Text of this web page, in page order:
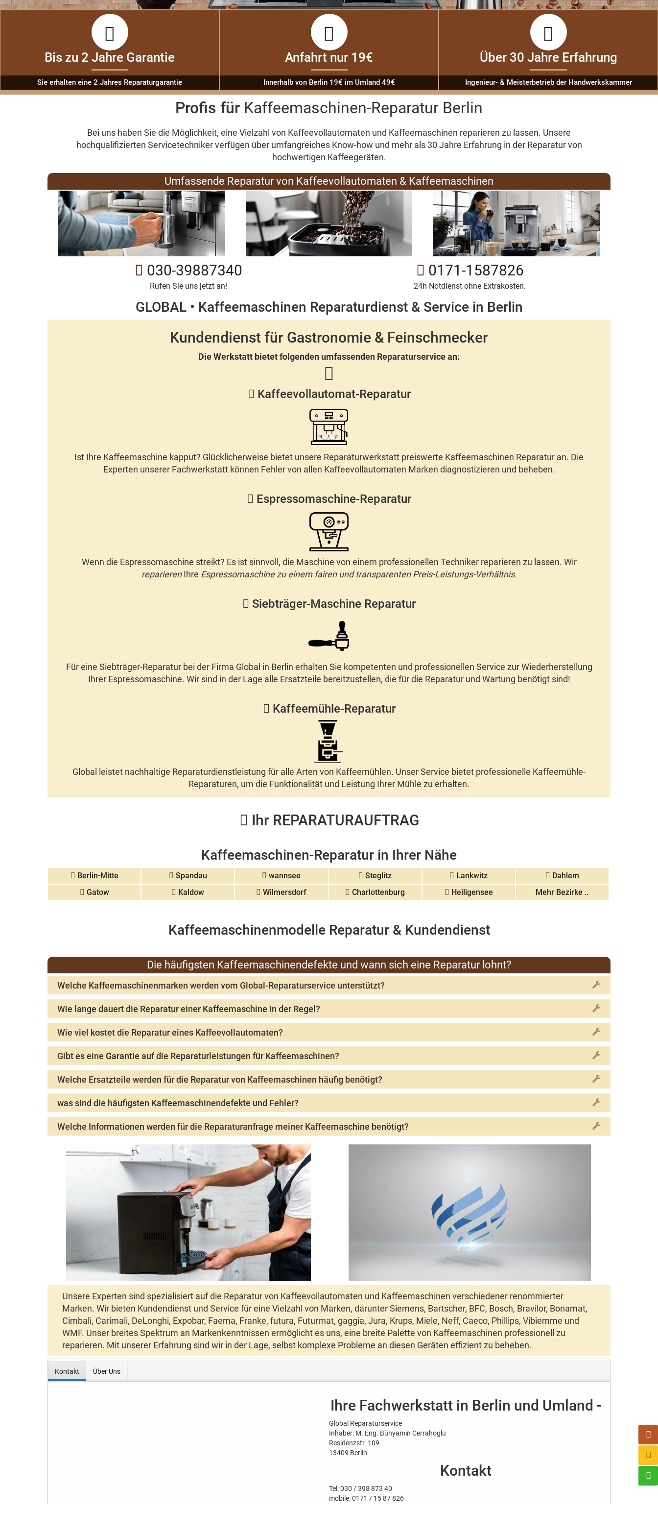
Bis zu 2 Jahre Garantie
Sie erhalten eine 2 Jahres Reparaturgarantie
Anfahrt nur 19€
Innerhalb von Berlin 19€ im Umland 49€
Über 30 Jahre Erfahrung
Ingenieur- & Meisterbetrieb der Handwerkskammer
Profis für Kaffeemaschinen-Reparatur Berlin
Bei uns haben Sie die Möglichkeit, eine Vielzahl von Kaffeevollautomaten und Kaffeemaschinen reparieren zu lassen. Unsere
hochqualifizierten Servicetechniker verfügen über umfangreiches Know-how und mehr als 30 Jahre Erfahrung in der Reparatur von
hochwertigen Kaffeegeräten.
Umfassende Reparatur von Kaffeevollautomaten & Kaffeemaschinen
0171-1587826
24h Notdienst ohne Extrakosten.
030-39887340
Rufen Sie uns jetzt an!
GLOBAL • Kaffeemaschinen Reparaturdienst & Service in Berlin
Kundendienst für Gastronomie & Feinschmecker
Die Werkstatt bietet folgenden umfassenden Reparaturservice an:
Kaffeevollautomat-Reparatur
Ist Ihre Kaffeemaschine kapput? Glücklicherweise bietet unsere Reparaturwerkstatt preiswerte Kaffeemaschinen Reparatur an. Die
Experten unserer Fachwerkstatt können Fehlervon allen Kaffeevollautomaten Marken diagnostizieren und beheben.
Espressomaschine-Reparatur
Wenn die Espressomaschine streikt? Es ist sinnvoll, die Maschine von einem professionellen Techniker reparieren zu lassen. Wir
reparierenIhre Espressomaschinezu einem fairen und transparenten Preis-Leistungs-Verhältnis.
Siebträger-Maschine Reparatur
Für eine Siebträger-Reparaturbei der Firma Global in Berlin erhalten Sie kompetenten und professionellen Service zur Wiederherstellung
Ihrer Espressomaschine. Wir sind in der Lage alle Ersatzteile bereitzustellen, die für die Reparatur und Wartung benötigt sind!
Kaffeemühle-Reparatur
Global leistet nachhaltige Reparaturdienstleistung für alle Arten von Kaffeemühlen. Unser Service bietet professionelle Kaffeemühle-
Reparaturen, um die Funktionalität und Leistung Ihrer Mühle zu erhalten.
Ihr REPARATURAUFTRAG
Kaffeemaschinen-Reparatur in Ihrer Nähe
Berlin-Mitte Spandau wannsee Steglitz Lankwitz
Dahlem
Gatow
Kaldow Wilmersdorf Charlottenburg Heiligensee Mehr Bezirke ..
Kaffeemaschinenmodelle Reparatur & Kundendienst
Die häufigsten Kaffeemaschinendefekte und wann sich eine Reparatur lohnt?
Welche Kaffeemaschinenmarken werden vom Global-Reparaturservice unterstützt?
Die Unterstützung von Kaffeemaschinenmarken durch den Global-Reparaturservice ist umfangreich; es ist ratsam, direkt bei unserem Kundenservice nach den unterstützten
Marken zu fragen.
Wie lange dauert die Reparatur einer Kaffeemaschine in der Regel?
Die Dauer der Reparatur einer Kaffeemaschine variiert je nach Art des Problems und dem Reparaturdienst, es kann jedoch typischerweise ein Tag bis hin zu mehreren Tagen dauern.
Wie viel kostet die Reparatur eines Kaffeevollautomaten?
Die Kosten für die Reparatur eines Kaffeevollautomaten können je nach Art des Problems stark variieren und hängen von der Marke, dem Modell und der benötigten Ersatzteile ab.
Gibt es eine Garantie auf die Reparaturleistungen für Kaffeemaschinen?
Ja, Global-Kaffeeautomaten-Reparatur in Berlin bietet eine begrenzte Garantie auf ihre Reparaturleistungen, deren Dauer und Bedingungen jedoch je nach Marke & Modell
unterschiedlich sein können.
Welche Ersatzteile werden für die Reparatur von Kaffeemaschinen häufig benötigt?
Häufig benötigte Ersatzteile für die Reparatur von Kaffeemaschinen umfassen Dichtungen, Ventile, Heizelemente und Schläuche.
was sind die häufigsten Kaffeemaschinendefekte und Fehler?
Die häufigsten Kaffeeautomatendefekte und Fehler umfassen Probleme mit der Wasserversorgung, verstopfte Düsen, Funktionsstörungen der Heizelemente und Fehlermeldungen
aufgrund von Sensorproblemen.
Welche Informationen werden für die Reparaturanfrage meiner Kaffeemaschine benötigt?
Für eine Reparaturanfrage Ihrer Kaffeemaschine werden in der Regel Marke, Modell, eine Beschreibung des Problems und Ihre Kontaktdaten benötigt.
Unsere Experten sind spezialisiert auf die Reparatur von Kaffeevollautomaten und Kaffeemaschinen verschiedener renommierter
Marken. Wir bieten Kundendienst und Service für eine Vielzahl von Marken, darunterSiemens, Bartscher, BFC, Bosch, Bravilor, Bonamat,
Cimbali, Carimali, DeLonghi, Expobar, Faema, Franke, futura, Futurmat, gaggia, Jura, Krups, Miele, Neff, Caeco, Phillips, Vibiemme und
WMF. Unser breites Spektrum an Markenkenntnissen ermöglicht es uns, eine breite Palette von Kaffeemaschinen professionell zu
reparieren. Mit unserer Erfahrung sind wir in der Lage, selbst komplexe Probleme an diesen Geräten effizient zu beheben.
Kontakt Über Uns
Ihre Fachwerkstatt in Berlin und Umland -
Global Reparaturservice
Inhaber: M. Eng. Bünyamin Cerrahoglu
Residenzstr. 109
13409 Berlin
Kontakt
Tel:030 / 398 873 40
mobile:0171 / 15 87 826